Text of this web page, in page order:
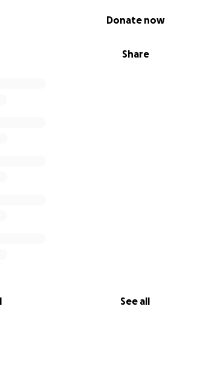
Share
Donate now
See all